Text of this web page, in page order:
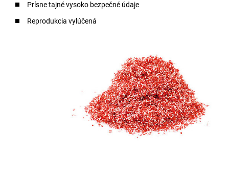
Prísne tajné vysoko bezpečné údaje
Reprodukcia vylúčená